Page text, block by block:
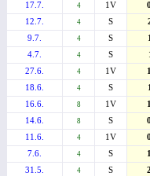
17.7.
4 1V
12.7.
4 S
9.7.
4 S
4.7.
4 S
27.6.
4 1V
18.6.
4 S
16.6.
8 1V
14.6.
8 S
11.6.
4 1V
7.6.
4 S
31.5.
4 S